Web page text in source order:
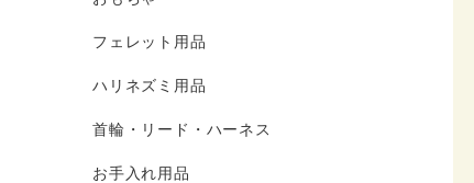
フェレット用品
ハリネズミ用品
首輪・リード・ハーネス
お手入れ用品